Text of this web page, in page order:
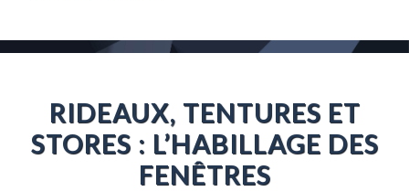
RIDEAUX, TENTURES ET
STORES : L’HABILLAGE DES
FENÊTRES